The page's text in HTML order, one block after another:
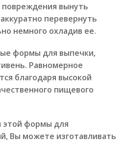
повреждения вынуть
перевернуть
немного охладив ее.
формы для выпечки,
Равномерное
благодаря высокой
пищевого
этой формы для
Вы можете изготавливать